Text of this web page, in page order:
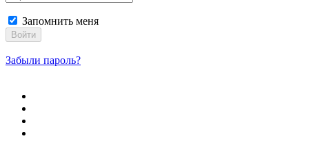
Запомнить меня
Войти
Забыли пароль?